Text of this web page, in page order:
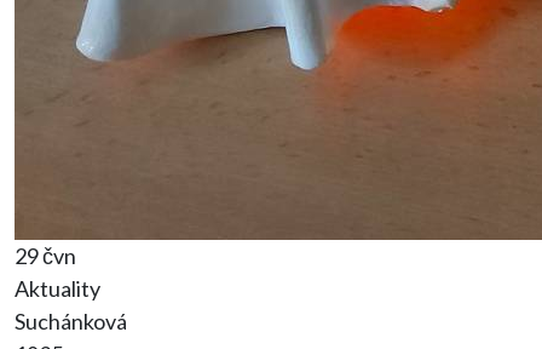
29 čvn
Aktuality
Suchánková